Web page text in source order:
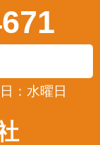
三者に開示若し
においても、正
開示、提供若し
確認、訂正など
。
：水曜日